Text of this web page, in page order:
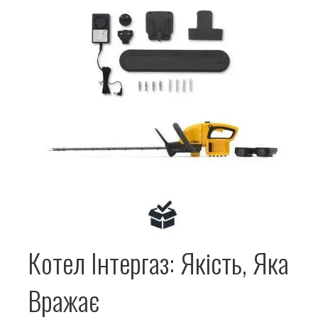
Котел Інтергаз: Якість, Яка
Вражає